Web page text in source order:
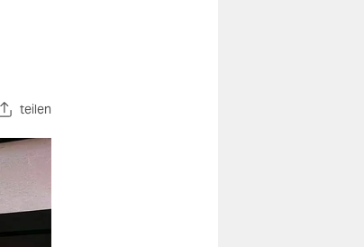
teilen